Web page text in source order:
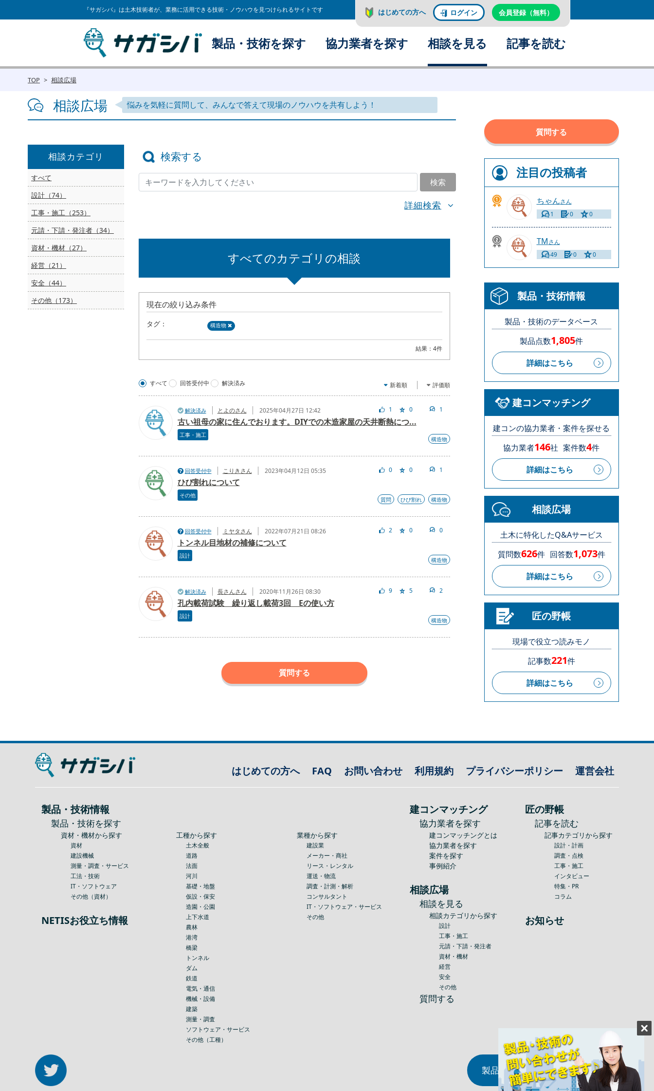
『サガシバ』は土木技術者が、業務に活用できる技術・ノウハウを見つけられるサイトです はじめての方へ ログイン 会員登録（無料）
製品・技術を探す 協力業者を探す 相談を見る 記事を読む
TOP 相談広場
相談広場 悩みを気軽に質問して、みんなで答えて現場のノウハウを共有しよう！
相談カテゴリ
すべて
設計（74）
工事・施工（253）
元請・下請・発注者（34）
資材・機材（27）
経営（21）
安全（44）
その他（173）
検索する
検索
詳細検索
すべてのカテゴリの相談
現在の絞り込み条件
タグ： 構造物
結果：4件
すべて 回答受付中 解決済み 新着順 評価順
解決済み とよのさん 2025年04月27日 12:42 1 0 1
古い祖母の家に住んでおります。DIYでの木造家屋の天井断熱につ...
工事・施工
構造物
回答受付中 こりきさん 2023年04月12日 05:35 0 0 1
ひび割れについて
その他
質問 ひび割れ 構造物
回答受付中 ミヤタさん 2022年07月21日 08:26 2 0 0
トンネル目地材の補修について
設計
構造物
解決済み 長さんさん 2020年11月26日 08:30 9 5 2
孔内載荷試験 繰り返し載荷3回 Eの使い方
設計
構造物
質問する
質問する
注目の投稿者
ちゃんさん
1
0 0
TMさん
49
0 0
製品・技術情報
製品・技術のデータベース
製品点数1,805件
詳細はこちら
建コンマッチング
建コンの協力業者・案件を探せる
協力業者146社 案件数4件
詳細はこちら
相談広場
土木に特化したQ&Aサービス
質問数626件 回答数1,073件
詳細はこちら
匠の野帳
現場で役立つ読みモノ
記事数221件
詳細はこちら
はじめての方へ FAQ お問い合わせ 利用規約 プライバシーポリシー 運営会社
製品・技術情報
製品・技術を探す
資材・機材から探す
資材
建設機械
測量・調査・サービス
工法・技術
IT・ソフトウェア
その他（資材）
NETISお役立ち情報
工種から探す
土木全般
道路
法面
河川
基礎・地盤
仮設・保安
造園・公園
上下水道
農林
港湾
橋梁
トンネル
ダム
鉄道
電気・通信
機械・設備
建築
測量・調査
ソフトウェア・サービス
その他（工種）
業種から探す
建設業
メーカー・商社
リース・レンタル
運送・物流
調査・計測・解析
コンサルタント
IT・ソフトウェア・サービス
その他
建コンマッチング
協力業者を探す
建コンマッチングとは
協力業者を探す
案件を探す
事例紹介
相談広場
相談を見る
相談カテゴリから探す
設計
工事・施工
元請・下請・発注者
資材・機材
経営
安全
その他
質問する
匠の野帳
記事を読む
記事カテゴリから探す
設計・計画
調査・点検
工事・施工
インタビュー
特集・PR
コラム
お知らせ
製品・技術情報の掲載について